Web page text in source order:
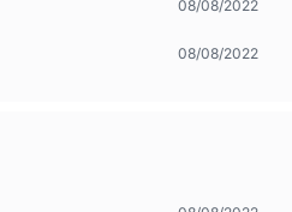
08/08/2022
08/08/2022